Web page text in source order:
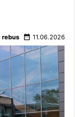
rebus date_range 11.06.2026